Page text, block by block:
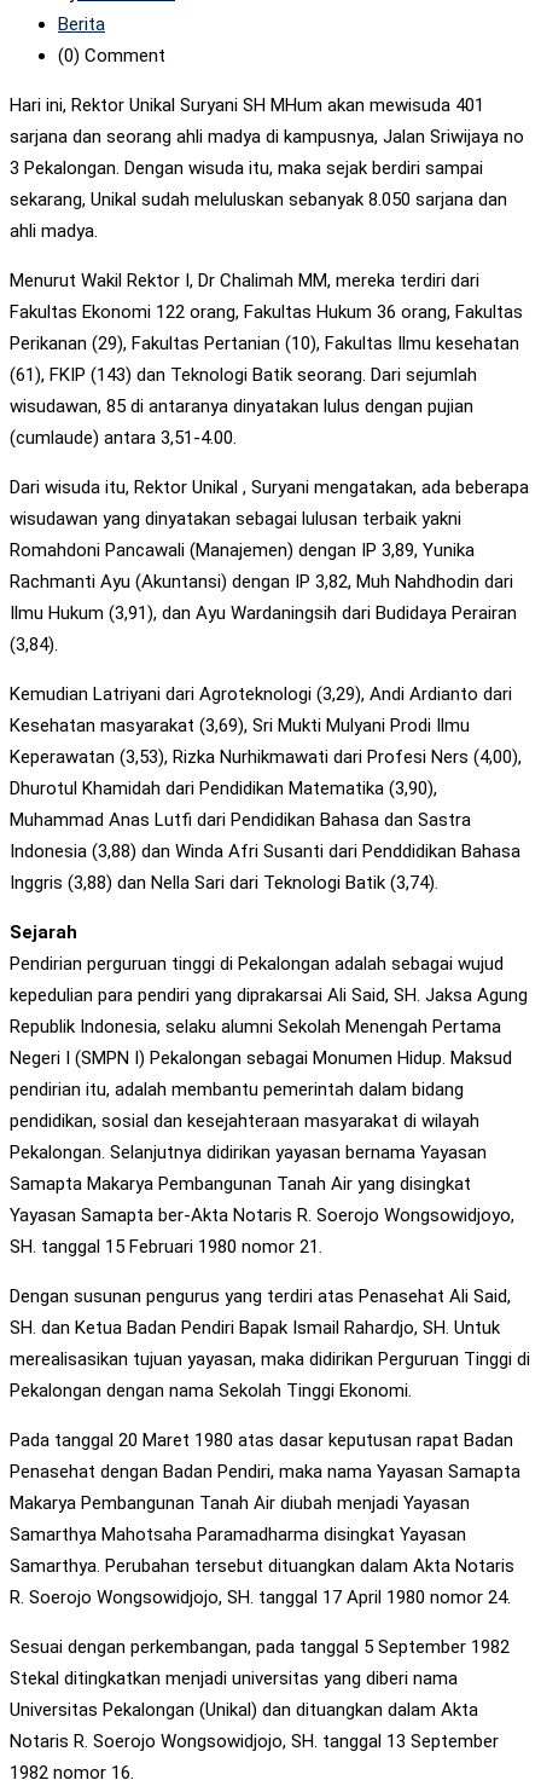
Berita
(0) Comment
Hari ini, Rektor Unikal Suryani SH MHum akan mewisuda 401
sarjana dan seorang ahli madya di kampusnya, Jalan Sriwijaya no
3 Pekalongan. Dengan wisuda itu, maka sejak berdiri sampai
sekarang, Unikal sudah meluluskan sebanyak 8.050 sarjana dan
ahli madya.
Menurut Wakil Rektor I, Dr Chalimah MM, mereka terdiri dari
Fakultas Ekonomi 122 orang, Fakultas Hukum 36 orang, Fakultas
Perikanan (29), Fakultas Pertanian (10), Fakultas Ilmu kesehatan
(61), FKIP (143) dan Teknologi Batik seorang. Dari sejumlah
wisudawan, 85 di antaranya dinyatakan lulus dengan pujian
(cumlaude) antara 3,51-4.00.
Dari wisuda itu, Rektor Unikal , Suryani mengatakan, ada beberapa
wisudawan yang dinyatakan sebagai lulusan terbaik yakni
Romahdoni Pancawali (Manajemen) dengan IP 3,89, Yunika
Rachmanti Ayu (Akuntansi) dengan IP 3,82, Muh Nahdhodin dari
Ilmu Hukum (3,91), dan Ayu Wardaningsih dari Budidaya Perairan
(3,84).
Kemudian Latriyani dari Agroteknologi (3,29), Andi Ardianto dari
Kesehatan masyarakat (3,69), Sri Mukti Mulyani Prodi Ilmu
Keperawatan (3,53), Rizka Nurhikmawati dari Profesi Ners (4,00),
Dhurotul Khamidah dari Pendidikan Matematika (3,90),
Muhammad Anas Lutfi dari Pendidikan Bahasa dan Sastra
Indonesia (3,88) dan Winda Afri Susanti dari Penddidikan Bahasa
Inggris (3,88) dan Nella Sari dari Teknologi Batik (3,74).
Sejarah
Pendirian perguruan tinggi di Pekalongan adalah sebagai wujud
kepedulian para pendiri yang diprakarsai Ali Said, SH. Jaksa Agung
Republik Indonesia, selaku alumni Sekolah Menengah Pertama
Negeri I (SMPN I) Pekalongan sebagai Monumen Hidup. Maksud
pendirian itu, adalah membantu pemerintah dalam bidang
pendidikan, sosial dan kesejahteraan masyarakat di wilayah
Pekalongan. Selanjutnya didirikan yayasan bernama Yayasan
Samapta Makarya Pembangunan Tanah Air yang disingkat
Yayasan Samapta ber-Akta Notaris R. Soerojo Wongsowidjoyo,
SH. tanggal 15 Februari 1980 nomor 21.
Dengan susunan pengurus yang terdiri atas Penasehat Ali Said,
SH. dan Ketua Badan Pendiri Bapak Ismail Rahardjo, SH. Untuk
merealisasikan tujuan yayasan, maka didirikan Perguruan Tinggi di
Pekalongan dengan nama Sekolah Tinggi Ekonomi.
Pada tanggal 20 Maret 1980 atas dasar keputusan rapat Badan
Penasehat dengan Badan Pendiri, maka nama Yayasan Samapta
Makarya Pembangunan Tanah Air diubah menjadi Yayasan
Samarthya Mahotsaha Paramadharma disingkat Yayasan
Samarthya. Perubahan tersebut dituangkan dalam Akta Notaris
R. Soerojo Wongsowidjojo, SH. tanggal 17 April 1980 nomor 24.
Sesuai dengan perkembangan, pada tanggal 5 September 1982
Stekal ditingkatkan menjadi universitas yang diberi nama
Universitas Pekalongan (Unikal) dan dituangkan dalam Akta
Notaris R. Soerojo Wongsowidjojo, SH. tanggal 13 September
1982 nomor 16.